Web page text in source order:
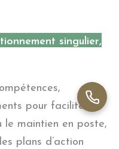
singulier,
pour faciliter
le maintien en poste,
plans d’action